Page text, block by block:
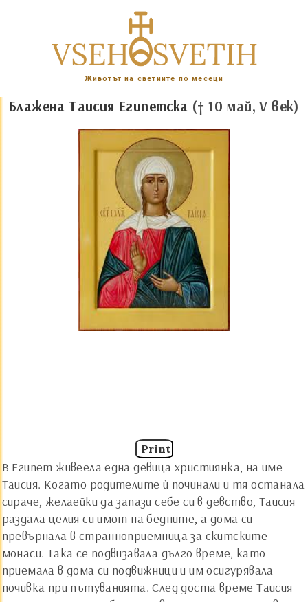
Животът на светиите по месеци
Блажена Таисия Египетска († 10 май, V век)
Print
В Египет живеела една девица християнка, на име
Таисия. Когато родителите ѝ починали и тя останала
сираче, желаейки да запази себе си в девство, Таисия
раздала целия си имот на бедните, а дома си
превърнала в странноприемница за скитските
монаси. Така се подвизавала дълго време, като
приемала в дома си подвижници и им осигурявала
почивка при пътуванията. След доста време Таисия